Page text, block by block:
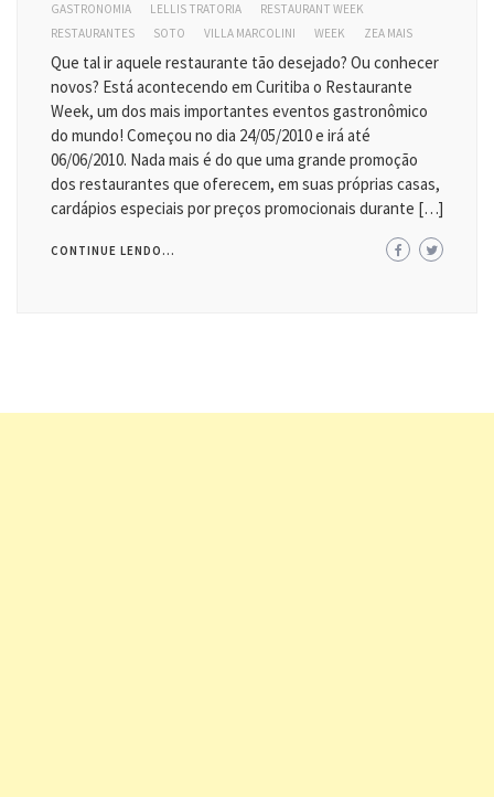
GASTRONOMIA
LELLIS TRATORIA
RESTAURANT WEEK
RESTAURANTES
SOTO VILLA MARCOLINI WEEK ZEA MAIS
Que tal ir aquele restaurante tão desejado? Ou conhecer
novos? Está acontecendo em Curitiba o Restaurante
Week, um dos mais importantes eventos gastronômico
do mundo! Começou no dia 24/05/2010 e irá até
06/06/2010. Nada mais é do que uma grande promoção
dos restaurantes que oferecem, em suas próprias casas,
cardápios especiais por preços promocionais durante […]
CONTINUE LENDO...